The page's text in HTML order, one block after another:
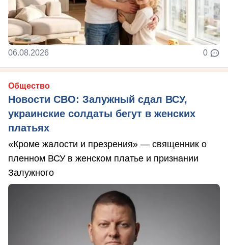
06.08.2026 0
Общество
Новости СВО: Залужный сдал ВСУ,
украинские солдаты бегут в женских
платьях
«Кроме жалости и презрения» — священник о
пленном ВСУ в женском платье и признании
Залужного